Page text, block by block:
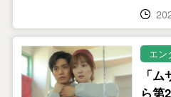
エン
「
ら